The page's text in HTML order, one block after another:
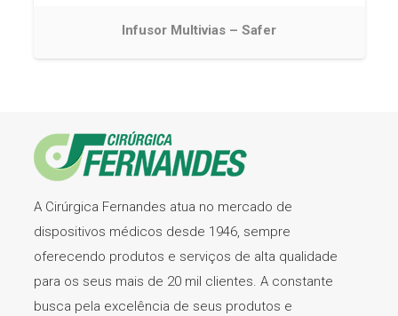
Infusor Multivias – Safer
A Cirúrgica Fernandes atua no mercado de
dispositivos médicos desde 1946, sempre
oferecendo produtos e serviços de alta qualidade
para os seus mais de 20 mil clientes. A constante
busca pela excelência de seus produtos e